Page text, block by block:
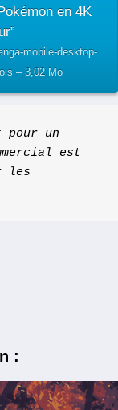
en 4K
mobile-desktop-
– 3,02 Mo
pour un
est
: